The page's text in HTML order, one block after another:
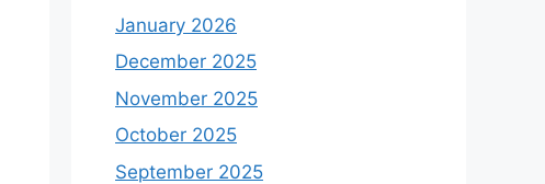
January 2026
December 2025
November 2025
October 2025
September 2025